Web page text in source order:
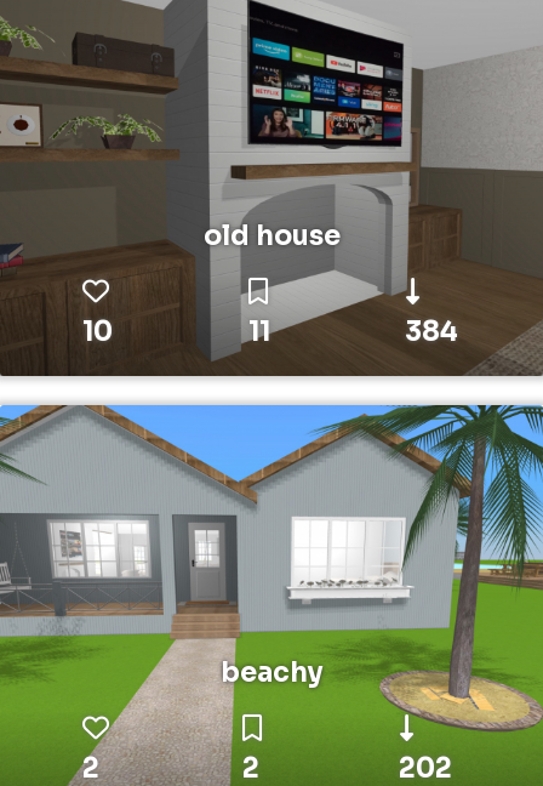
old house
10 11 384
beachy
2 2 202